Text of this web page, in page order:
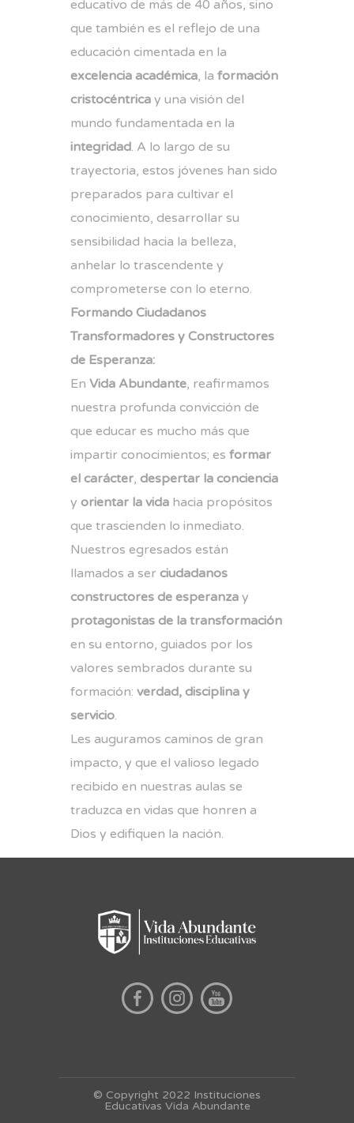
educativo de más de 40 años, sino
que también es el reflejo de una
educación cimentada en la
excelencia académica, la formación
cristocéntrica y una visión del
mundo fundamentada en la
integridad. A lo largo de su
trayectoria, estos jóvenes han sido
preparados para cultivar el
conocimiento, desarrollar su
sensibilidad hacia la belleza,
anhelar lo trascendente y
comprometerse con lo eterno.
Formando Ciudadanos
Transformadores y Constructores
de Esperanza:
En Vida Abundante, reafirmamos
nuestra profunda convicción de
que educar es mucho más que
impartir conocimientos; es formar
el carácter, despertar la conciencia
y orientar la vida hacia propósitos
que trascienden lo inmediato.
Nuestros egresados están
llamados a ser ciudadanos
constructores de esperanza y
protagonistas de la transformación
en su entorno, guiados por los
valores sembrados durante su
formación: verdad, disciplina y
servicio.
Les auguramos caminos de gran
impacto, y que el valioso legado
recibido en nuestras aulas se
traduzca en vidas que honren a
Dios y edifiquen la nación.
© Copyright 2022 Instituciones
Educativas Vida Abundante